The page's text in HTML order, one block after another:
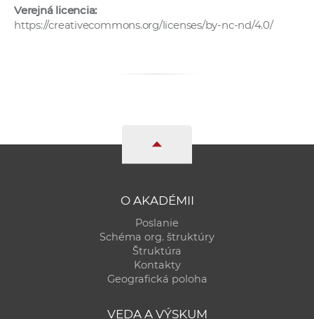
Verejná licencia:
https://creativecommons.org/licenses/by-nc-nd/4.0/
O AKADÉMII
Poslanie
Schéma org. štruktúry
Štruktúra
Kontakty
Geografická poloha
VEDA A VÝSKUM